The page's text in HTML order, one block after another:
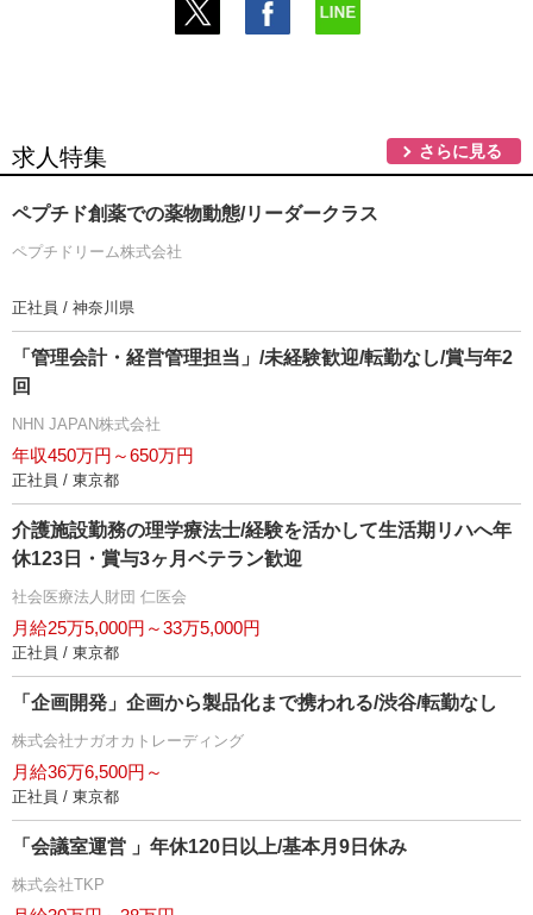
求人特集 さらに見る
ペプチド創薬での薬物動態/リーダークラス
ペプチドリーム株式会社
正社員 / 神奈川県
「管理会計・経営管理担当」/未経験歓迎/転勤なし/賞与年2
回
NHN JAPAN株式会社
年収450万円～650万円
正社員 / 東京都
介護施設勤務の理学療法士/経験を活かして生活期リハへ年
休123日・賞与3ヶ月ベテラン歓迎
社会医療法人財団 仁医会
月給25万5,000円～33万5,000円
正社員 / 東京都
「企画開発」企画から製品化まで携われる/渋谷/転勤なし
株式会社ナガオカトレーディング
月給36万6,500円～
正社員 / 東京都
「会議室運営 」年休120日以上/基本月9日休み
株式会社TKP